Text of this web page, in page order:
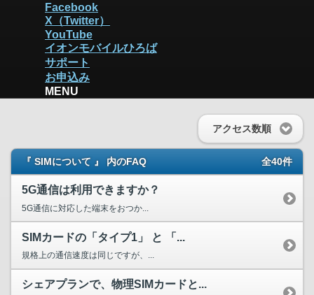
Facebook
X（Twitter）
YouTube
イオンモバイルひろば
サポート
お申込み
MENU
アクセス数順
『 SIMについて 』 内のFAQ 全40件
5G通信は利用できますか？
5G通信に対応した端末をおつか...
SIMカードの「タイプ1」 と 「...
規格上の通信速度は同じですが、...
シェアプランで、物理SIMカードと...